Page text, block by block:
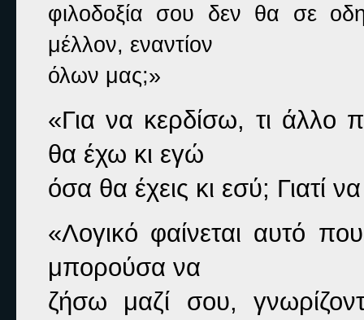
φιλοδοξία σου δεν θα σε
μέλλον, εναντίον
όλων μας;»
«Για να κερδίσω, τι άλλο
θα έχω κι εγώ
όσα θα έχεις κι εσύ;
«Λογικό φαίνεται αυτό
μπορούσα να
ζήσω μαζί σου,